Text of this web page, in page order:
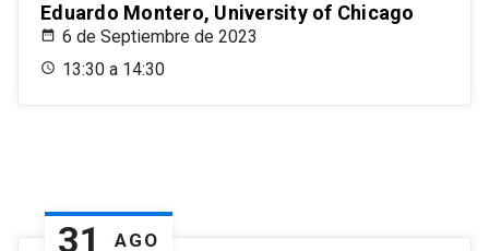
Eduardo Montero, University of Chicago
6 de Septiembre de 2023
13:30 a 14:30
31 AGO